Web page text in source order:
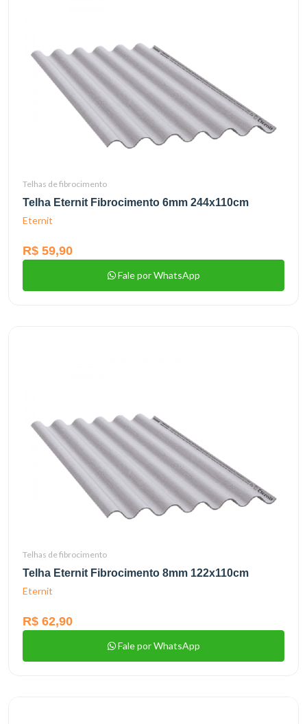
Telhas de fibrocimento
Telha Eternit Fibrocimento 6mm 244x110cm
Eternit
R$ 59,90
Fale por WhatsApp
Telhas de fibrocimento
Telha Eternit Fibrocimento 8mm 122x110cm
Eternit
R$ 62,90
Fale por WhatsApp